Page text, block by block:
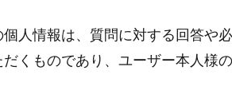
個人情報は、質問に対する回答や
くものであり、ユーザー本人様